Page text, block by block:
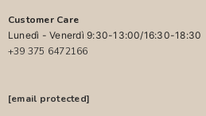
Customer Care
Lunedì - Venerdì 9:30-13:00/16:30-18:30
+39 375 6472166
[email protected]